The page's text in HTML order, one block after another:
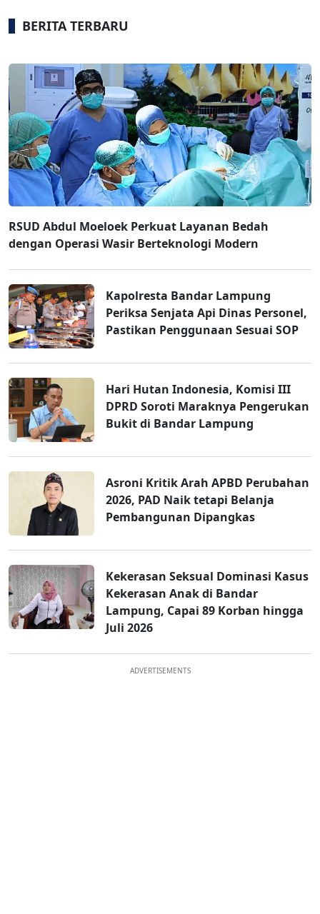
BERITA TERBARU
RSUD Abdul Moeloek Perkuat Layanan Bedah
dengan Operasi Wasir Berteknologi Modern
Kapolresta Bandar Lampung
Periksa Senjata Api Dinas Personel,
Pastikan Penggunaan Sesuai SOP
Hari Hutan Indonesia, Komisi III
DPRD Soroti Maraknya Pengerukan
Bukit di Bandar Lampung
Asroni Kritik Arah APBD Perubahan
2026, PAD Naik tetapi Belanja
Pembangunan Dipangkas
Kekerasan Seksual Dominasi Kasus
Kekerasan Anak di Bandar
Lampung, Capai 89 Korban hingga
Juli 2026
ADVERTISEMENTS